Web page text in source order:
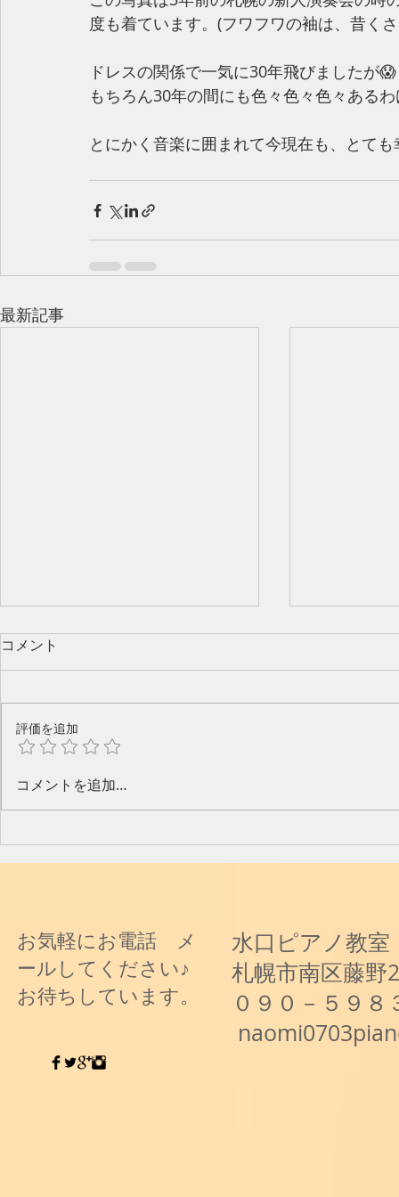
度も着ています。(フワフワの袖は、昔く
ドレスの関係で一気に30年飛びましたが😱
もちろん30年の間にも色々色々色々あるわ
とにかく音楽に囲まれて今現在も、とても
最新記事
コメント
評価を追加
コメントを追加…
お気軽にお電話 メ
ールしてください♪
お待ちしています。
水口ピアノ教室
札幌市南区藤野
０９０－５９８